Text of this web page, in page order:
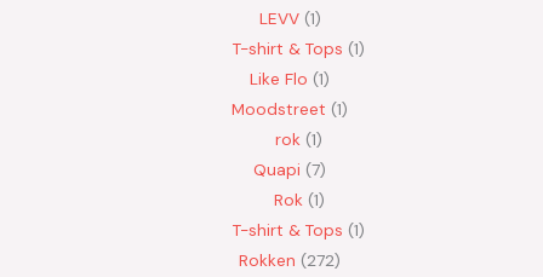
LEVV 1
T-shirt & Tops 1
Like Flo 1
Moodstreet 1
rok 1
Quapi 7
Rok 1
T-shirt & Tops 1
Rokken 272